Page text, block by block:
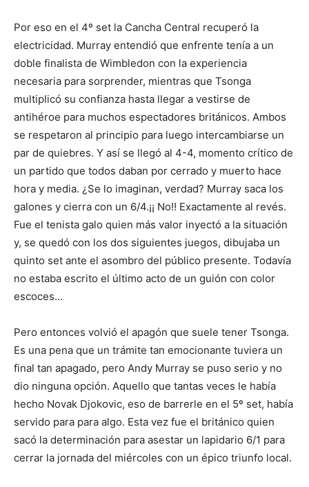
Por eso en el 4º set la Cancha Central recuperó la
electricidad. Murray entendió que enfrente tenía a un
doble finalista de Wimbledon con la experiencia
necesaria para sorprender, mientras que Tsonga
multiplicó su confianza hasta llegar a vestirse de
antihéroe para muchos espectadores británicos. Ambos
se respetaron al principio para luego intercambiarse un
par de quiebres. Y así se llegó al 4-4, momento crítico de
un partido que todos daban por cerrado y muerto hace
hora y media. ¿Se lo imaginan, verdad? Murray saca los
galones y cierra con un 6/4.¡¡ No!! Exactamente al revés.
Fue el tenista galo quien más valor inyectó a la situación
y, se quedó con los dos siguientes juegos, dibujaba un
quinto set ante el asombro del público presente. Todavía
no estaba escrito el último acto de un guión con color
escoces…
Pero entonces volvió el apagón que suele tener Tsonga.
Es una pena que un trámite tan emocionante tuviera un
final tan apagado, pero Andy Murray se puso serio y no
dio ninguna opción. Aquello que tantas veces le había
hecho Novak Djokovic, eso de barrerle en el 5º set, había
servido para para algo. Esta vez fue el británico quien
sacó la determinación para asestar un lapidario 6/1 para
cerrar la jornada del miércoles con un épico triunfo local.